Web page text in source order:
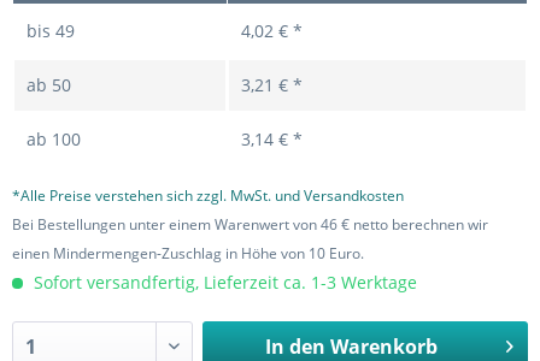
bis 49 4,02 € *
ab 50 3,21 € *
ab 100 3,14 € *
*Alle Preise verstehen sich zzgl. MwSt. und Versandkosten
Bei Bestellungen unter einem Warenwert von 46 € netto berechnen wir
einen Mindermengen-Zuschlag in Höhe von 10 Euro.
Sofort versandfertig, Lieferzeit ca. 1-3 Werktage
In den Warenkorb